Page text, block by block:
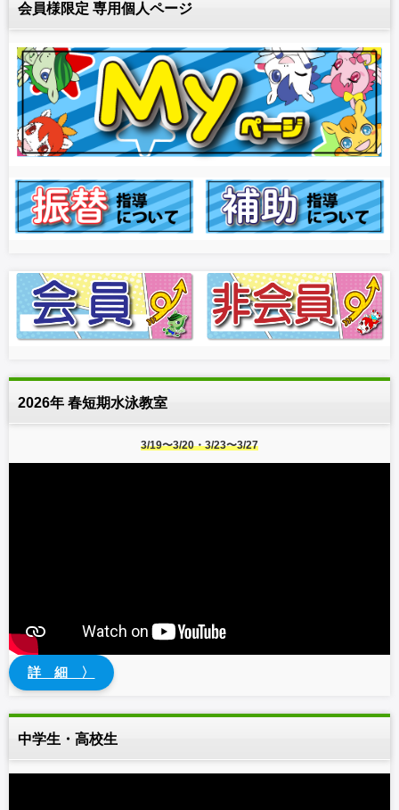
会員様限定 専用個人ページ
2026年 春短期水泳教室
3/19〜3/20・3/23〜3/27
詳 細 〉
中学生・高校生